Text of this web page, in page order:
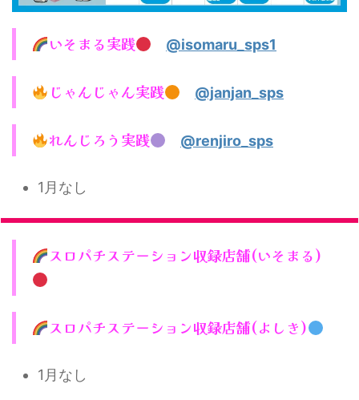
いそまる実践 @isomaru_sps1
じゃんじゃん実践 @janjan_sps
れんじろう実践 @renjiro_sps
1月なし
スロパチステーション収録店舗(いそまる)
スロパチステーション収録店舗(よしき)
1月なし